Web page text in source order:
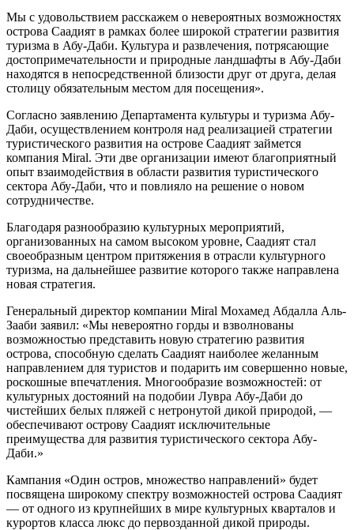
Мы с удовольствием расскажем о невероятных возможностях
острова Саадият в рамках более широкой стратегии развития
туризма в Абу-Даби. Культура и развлечения, потрясающие
достопримечательности и природные ландшафты в Абу-Даби
находятся в непосредственной близости друг от друга, делая
столицу обязательным местом для посещения».
Согласно заявлению Департамента культуры и туризма Абу-
Даби, осуществлением контроля над реализацией стратегии
туристического развития на острове Саадият займется
компания Miral. Эти две организации имеют благоприятный
опыт взаимодействия в области развития туристического
сектора Абу-Даби, что и повлияло на решение о новом
сотрудничестве.
Благодаря разнообразию культурных мероприятий,
организованных на самом высоком уровне, Саадият стал
своеобразным центром притяжения в отрасли культурного
туризма, на дальнейшее развитие которого также направлена
новая стратегия.
Генеральный директор компании Miral Мохамед Абдалла Аль-
Зааби заявил: «Мы невероятно горды и взволнованы
возможностью представить новую стратегию развития
острова, способную сделать Саадият наиболее желанным
направлением для туристов и подарить им совершенно новые,
роскошные впечатления. Многообразие возможностей: от
культурных достояний на подобии Лувра Абу-Даби до
чистейших белых пляжей с нетронутой дикой природой, —
обеспечивают острову Саадият исключительные
преимущества для развития туристического сектора Абу-
Даби.»
Кампания «Один остров, множество направлений» будет
посвящена широкому спектру возможностей острова Саадият
— от одного из крупнейших в мире культурных кварталов и
курортов класса люкс до первозданной дикой природы.